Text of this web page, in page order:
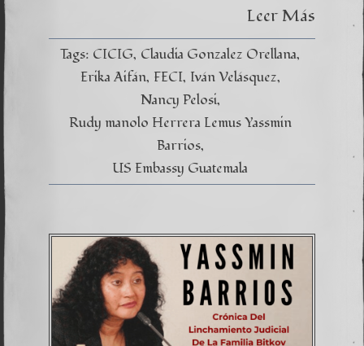
Leer Más
Tags: CICIG Claudia Gonzalez Orellana
Erika Aifán FECI Iván Velásquez
Nancy Pelosi
Rudy manolo Herrera Lemus Yassmin
Barrios
US Embassy Guatemala